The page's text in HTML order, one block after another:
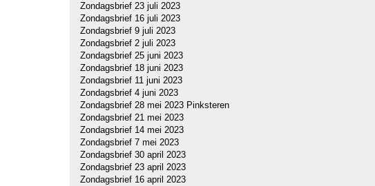
Zondagsbrief 23 juli 2023
Zondagsbrief 16 juli 2023
Zondagsbrief 9 juli 2023
Zondagsbrief 2 juli 2023
Zondagsbrief 25 juni 2023
Zondagsbrief 18 juni 2023
Zondagsbrief 11 juni 2023
Zondagsbrief 4 juni 2023
Zondagsbrief 28 mei 2023 Pinksteren
Zondagsbrief 21 mei 2023
Zondagsbrief 14 mei 2023
Zondagsbrief 7 mei 2023
Zondagsbrief 30 april 2023
Zondagsbrief 23 april 2023
Zondagsbrief 16 april 2023